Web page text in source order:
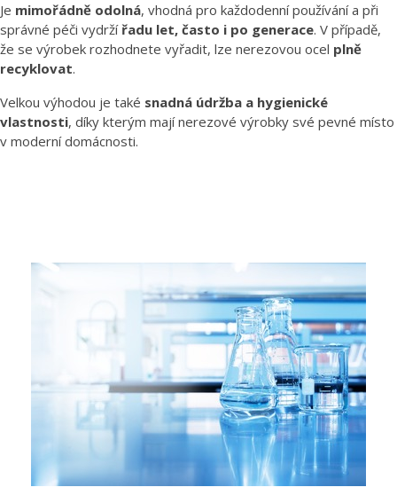
Je mimořádně odolná, vhodná pro každodenní používání a při
správné péči vydrží řadu let, často i po generace. V případě,
že se výrobek rozhodnete vyřadit, lze nerezovou ocel plně
recyklovat.
Velkou výhodou je také snadná údržba a hygienické
vlastnosti, díky kterým mají nerezové výrobky své pevné místo
v moderní domácnosti.